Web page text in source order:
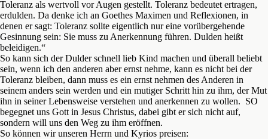
Toleranz als wertvoll vor Augen gestellt. Toleranz bedeutet ertragen,
erdulden. Da denke ich an Goethes Maximen und Reflexionen, in
denen er sagt: Toleranz sollte eigentlich nur eine vorübergehende
Gesinnung sein: Sie muss zu Anerkennung führen. Dulden heißt
beleidigen.“
So kann sich der Dulder schnell lieb Kind machen und überall beliebt
sein, wenn ich den anderen aber ernst nehme, kann es nicht bei der
Toleranz bleiben, dann muss es ein ernst nehmen des Anderen in
seinem anders sein werden und ein mutiger Schritt hin zu ihm, der Mut
ihn in seiner Lebensweise verstehen und anerkennen zu wollen. SO
begegnet uns Gott in Jesus Christus, dabei gibt er sich nicht auf,
sondern will uns den Weg zu ihm eröffnen.
So können wir unseren Herrn und Kyrios preisen: